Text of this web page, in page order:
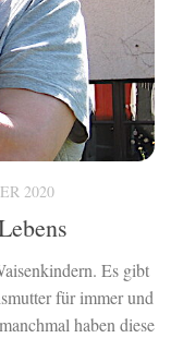
2020
Es gibt
für immer und
haben diese